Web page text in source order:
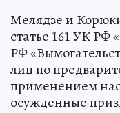
Мелядзе и
статье 161 УК РФ
РФ
лиц по
применением
осужденные